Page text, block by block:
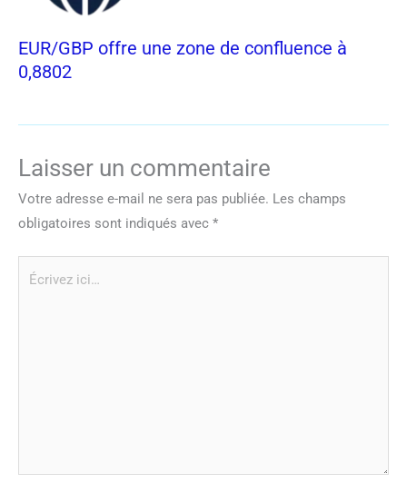
EUR/GBP offre une zone de confluence à
0,8802
Laisser un commentaire
Votre adresse e-mail ne sera pas publiée. Les champs
obligatoires sont indiqués avec *